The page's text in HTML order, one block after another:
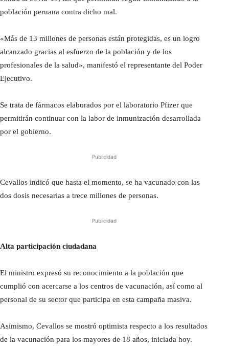
población peruana contra dicho mal.
«Más de 13 millones de personas están protegidas, es un logro
alcanzado gracias al esfuerzo de la población y de los
profesionales de la salud», manifestó el representante del Poder
Ejecutivo.
Se trata de fármacos elaborados por el laboratorio Pfizer que
permitirán continuar con la labor de inmunización desarrollada
por el gobierno.
Publicidad
Cevallos indicó que hasta el momento, se ha vacunado con las
dos dosis necesarias a trece millones de personas.
Publicidad
Alta participación ciudadana
El ministro expresó su reconocimiento a la población que
cumplió con acercarse a los centros de vacunación, así como al
personal de su sector que participa en esta campaña masiva.
Asimismo, Cevallos se mostró optimista respecto a los resultados
de la vacunación para los mayores de 18 años, iniciada hoy.